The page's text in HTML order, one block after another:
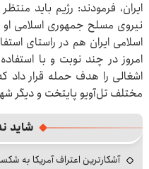
ایران، فرمودند: رژیم باید
نیروی مسلح جمهوری اسلامی او
اسلامی ایران هم در راستای
امروز در چند نوبت و با
اشغالی را هدف حمله قرار داد
مختلف تل‌آویو پایتخت و دیگر
شاید
آشکارترین اعتراف آمریکا به